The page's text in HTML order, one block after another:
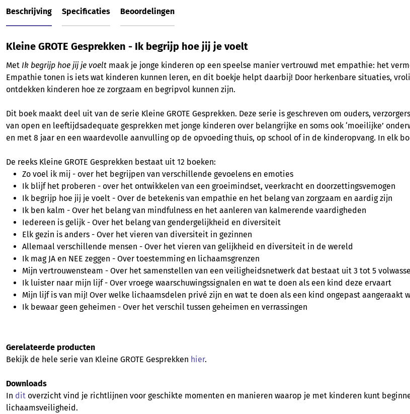
Beschrijving Specificaties Beoordelingen
Kleine GROTE Gesprekken - Ik begrijp hoe jij je voelt
Met Ik begrijp hoe jij je voelt maak je jonge kinderen op een speelse manier vertrouwd met empathie: het
Empathie tonen is iets wat kinderen kunnen leren, en dit boekje helpt daarbij! Door herkenbare situaties,
ontdekken kinderen hoe ze zorgzaam en begripvol kunnen zijn.
Dit boek maakt deel uit van de serie Kleine GROTE Gesprekken. Deze serie is geschreven om ouders,
van open en leeftijdsadequate gesprekken met jonge kinderen over belangrijke en soms ook ‘moeilijke’
en met 8 jaar en een waardevolle aanvulling op de opvoeding thuis, op school of in de kinderopvang. In elk
De reeks Kleine GROTE Gesprekken bestaat uit 12 boeken:
Zo voel ik mij - over het begrijpen van verschillende gevoelens en emoties
Ik blijf het proberen - over het ontwikkelen van een groeimindset, veerkracht en doorzettingsvemogen
Ik begrijp hoe jij je voelt - Over de betekenis van empathie en het belang van zorgzaam en aardig zijn
Ik ben kalm - Over het belang van mindfulness en het aanleren van kalmerende vaardigheden
Iedereen is gelijk - Over het belang van gendergelijkheid en diversiteit
Elk gezin is anders - Over het vieren van diversiteit in gezinnen
Allemaal verschillende mensen - Over het vieren van gelijkheid en diversiteit in de wereld
Ik mag JA en NEE zeggen - Over toestemming en lichaamsgrenzen
Mijn vertrouwensteam - Over het samenstellen van een veiligheidsnetwerk dat bestaat uit 3 tot 5
Ik luister naar mijn lijf - Over vroege waarschuwingssignalen en wat te doen als een kind deze ervaart
Mijn lijf is van mij! Over welke lichaamsdelen privé zijn en wat te doen als een kind ongepast aangeraakt
Ik bewaar geen geheimen - Over het verschil tussen geheimen en verrassingen
Gerelateerde producten
Bekijk de hele serie van Kleine GROTE Gesprekken hier.
Downloads
In dit overzicht vind je richtlijnen voor geschikte momenten en manieren waarop je met kinderen kunt
lichaamsveiligheid.